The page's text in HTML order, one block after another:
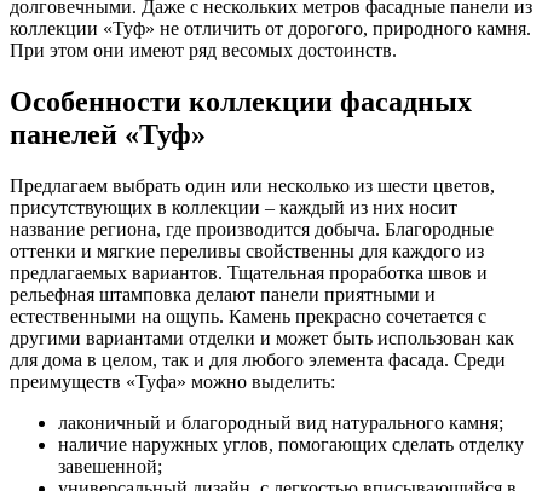
долговечными. Даже с нескольких метров фасадные панели из
коллекции «Туф» не отличить от дорогого, природного камня.
При этом они имеют ряд весомых достоинств.
Особенности коллекции фасадных
панелей «Туф»
Предлагаем выбрать один или несколько из шести цветов,
присутствующих в коллекции – каждый из них носит
название региона, где производится добыча. Благородные
оттенки и мягкие переливы свойственны для каждого из
предлагаемых вариантов. Тщательная проработка швов и
рельефная штамповка делают панели приятными и
естественными на ощупь. Камень прекрасно сочетается с
другими вариантами отделки и может быть использован как
для дома в целом, так и для любого элемента фасада. Среди
преимуществ «Туфа» можно выделить:
лаконичный и благородный вид натурального камня;
наличие наружных углов, помогающих сделать отделку
завешенной;